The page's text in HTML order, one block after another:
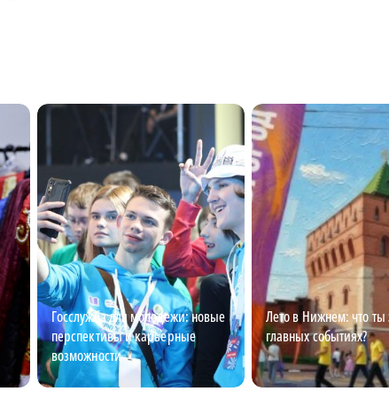
Госслужба для молодежи: новые
перспективы и карьерные
возможности
Лето в Нижнем: что
главных событиях?